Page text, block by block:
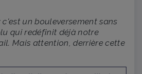
c'est un bouleversement sans
qui redéfinit déjà notre
Mais attention, derrière cette